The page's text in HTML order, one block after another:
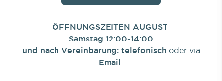
ÖFFNUNGSZEITEN AUGUST
Samstag 12:00-14:00
und nach Vereinbarung: telefonisch oder via
Email